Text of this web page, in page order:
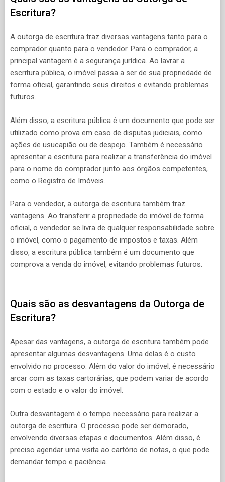
Escritura?
A outorga de escritura traz diversas vantagens tanto para o
comprador quanto para o vendedor. Para o comprador, a
principal vantagem é a segurança jurídica. Ao lavrar a
escritura pública, o imóvel passa a ser de sua propriedade de
forma oficial, garantindo seus direitos e evitando problemas
futuros.
Além disso, a escritura pública é um documento que pode ser
utilizado como prova em caso de disputas judiciais, como
ações de usucapião ou de despejo. Também é necessário
apresentar a escritura para realizar a transferência do imóvel
para o nome do comprador junto aos órgãos competentes,
como o Registro de Imóveis.
Para o vendedor, a outorga de escritura também traz
vantagens. Ao transferir a propriedade do imóvel de forma
oficial, o vendedor se livra de qualquer responsabilidade sobre
o imóvel, como o pagamento de impostos e taxas. Além
disso, a escritura pública também é um documento que
comprova a venda do imóvel, evitando problemas futuros.
Quais são as desvantagens da Outorga de
Escritura?
Apesar das vantagens, a outorga de escritura também pode
apresentar algumas desvantagens. Uma delas é o custo
envolvido no processo. Além do valor do imóvel, é necessário
arcar com as taxas cartorárias, que podem variar de acordo
com o estado e o valor do imóvel.
Outra desvantagem é o tempo necessário para realizar a
outorga de escritura. O processo pode ser demorado,
envolvendo diversas etapas e documentos. Além disso, é
preciso agendar uma visita ao cartório de notas, o que pode
demandar tempo e paciência.